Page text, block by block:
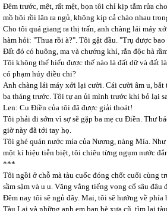
Đêm trước, mệt, rất mệt, bọn tôi chỉ kịp tắm rửa
mồ hôi rồi lăn ra ngủ, không kịp cả chào nhau
Cho tôi quá giang ra thị trấn, anh chàng lái máy
hàm hỏi: "Thua rồi à?". Tôi gật đầu. "Trụ được
Đất đó có huông, ma và chướng khí, rắn độc hà
Tôi không thể hiểu được thế nào là đất dữ và đất
có phạm húy điều chi?
Anh chàng lái máy xới lại cười. Cái cười âm u,
ba tháng trước. Tôi tự an ủi mình trước khi bỏ lại
Len: Cu Điền của tôi đã được giải thoát!
Tôi phải đi sớm vì sợ sẽ gặp ba mẹ cu Điền. Thư
giờ này đã tới tay họ.
Tôi ghé quán nước mía của Nương, nàng Mía.
một kí hiệu tiễn biệt, tôi chiêu từng ngụm nước
***
Tôi ngồi ở chỗ mà tàu cuốc đóng chốt cuối cùng
sầm sậm và u u. Văng vẳng tiếng vọng cổ sâu đâu
Đêm nay tôi sẽ ngủ đây. Mai, tôi sẽ hướng về
Tàu Lai và những anh em bạn bè xưa cũ, tìm lại